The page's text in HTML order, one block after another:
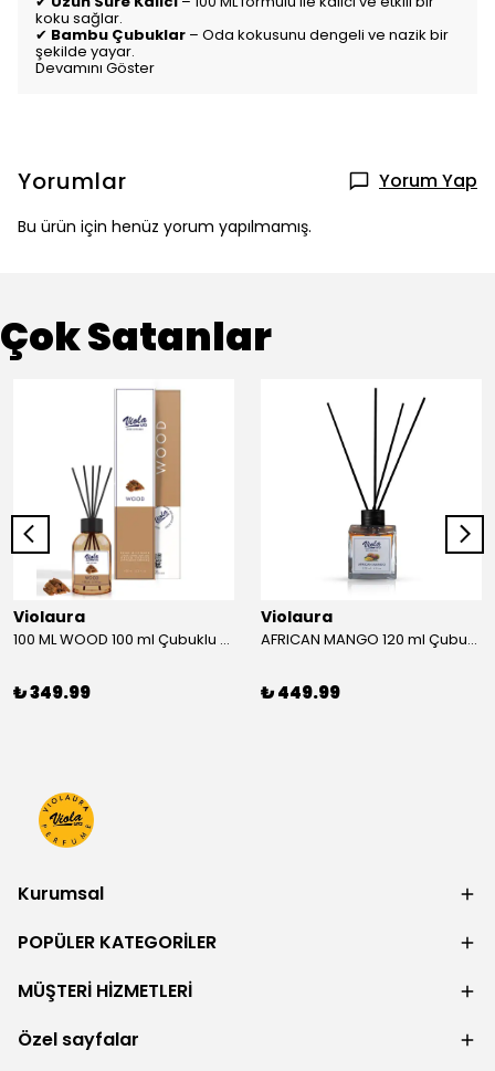
koku sağlar.
✔ Bambu Çubuklar – Oda kokusunu dengeli ve nazik bir
şekilde yayar.
Devamını Göster
Yorumlar Yorum Yap
Bu ürün için henüz yorum yapılmamış.
Çok Satanlar
Violaura
100 ML WOOD 100 ml Çubuklu Oda Kokusu
₺ 349.99
Violaura
AFRICAN MANGO 120 ml Çubuklu Oda Kokusu
₺ 449.99
Kurumsal
POPÜLER KATEGORİLER
MÜŞTERİ HİZMETLERİ
Özel sayfalar